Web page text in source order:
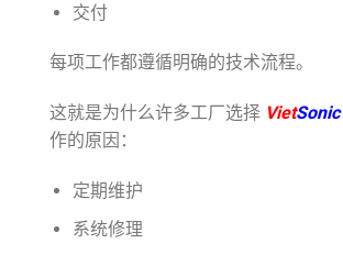
交付
每项工作都遵循明确的技术流程。
这就是为什么许多工厂选择 VietSonic
作的原因：
定期维护
系统修理